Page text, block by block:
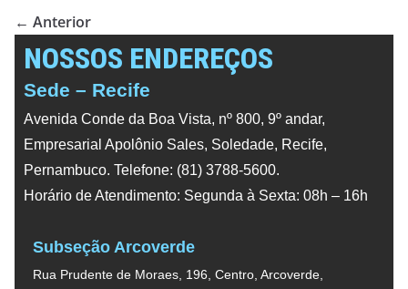
← Anterior
NOSSOS ENDEREÇOS
Sede – Recife
Avenida Conde da Boa Vista, nº 800, 9º andar,
Empresarial Apolônio Sales, Soledade, Recife,
Pernambuco. Telefone: (81) 3788-5600.
Horário de Atendimento: Segunda à Sexta: 08h – 16h
Subseção Arcoverde
Rua Prudente de Moraes, 196, Centro, Arcoverde,